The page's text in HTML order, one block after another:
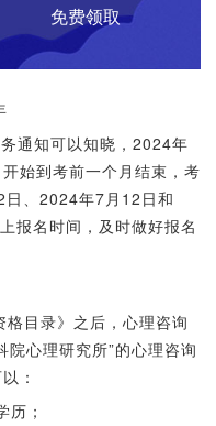
免费领取
通知可以知晓，2024年
始到考前一个月结束，考
、2024年7月12日和
报名时间，及时做好报名
目录》之后，心理咨询
院心理研究所”的心理咨询
：
历；